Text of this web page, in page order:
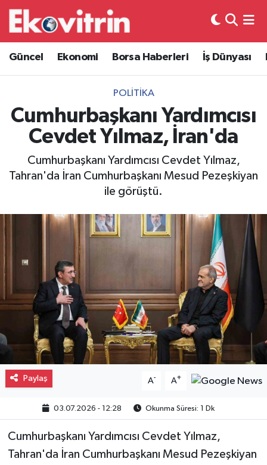
Güncel Ekonomi Borsa Haberleri İş Dünyası
POLITIKA
Cumhurbaşkanı Yardımcısı
Cevdet Yılmaz, İran'da
Cumhurbaşkanı Yardımcısı Cevdet Yılmaz,
Tahran'da İran Cumhurbaşkanı Mesud Pezeşkiyan
ile görüştü.
Paylaş A- A+
03.07.2026 - 12:28 Okunma Süresi: 1 Dk
Cumhurbaşkanı Yardımcısı Cevdet Yılmaz,
Tahran'da İran Cumhurbaşkanı Mesud Pezeşkiyan
Güncel
Ekonomi
Borsa Haberleri
İş Dünyası
Lojistik
Asayiş
Magazin
Gayrimenkul
Spor
Eğitim
Hava Durumu
Trafik Durumu
Süper Lig Puan Durumu ve Fikstür
Tüm Manşetler
Son Dakika Haberleri